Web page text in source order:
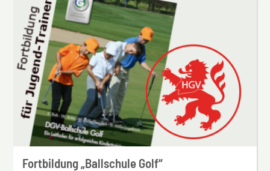
Fortbildung „Ballschule Golf“